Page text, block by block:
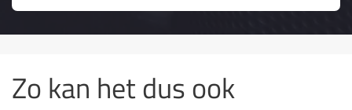
Zo kan het dus ook